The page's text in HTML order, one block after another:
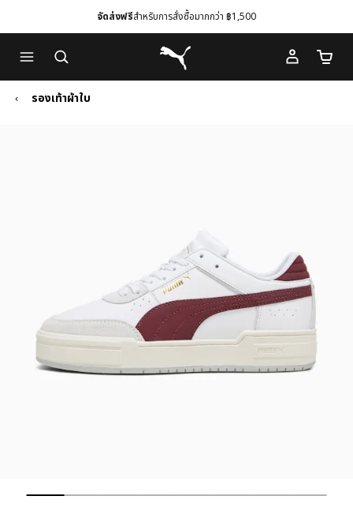
to
Main
content
to
Footer
Content
จัดส่งฟรีสำหรับการสั่งซื้อมากกว่า ฿1,500
Puma โฮม
จำนว
รองเท้าผ้าใบ